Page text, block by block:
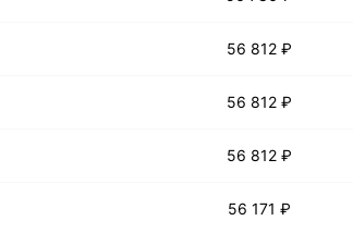
56 812 ₽
56 812 ₽
56 812 ₽
56 171 ₽